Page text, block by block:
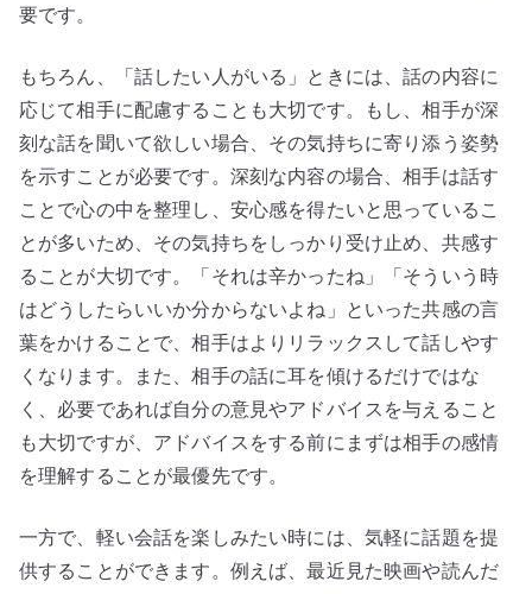
要です。
もちろん、「話したい人がいる」ときには、話の内容に
応じて相手に配慮することも大切です。もし、相手が深
刻な話を聞いて欲しい場合、その気持ちに寄り添う姿勢
を示すことが必要です。深刻な内容の場合、相手は話す
ことで心の中を整理し、安心感を得たいと思っているこ
とが多いため、その気持ちをしっかり受け止め、共感す
ることが大切です。「それは辛かったね」「そういう時
はどうしたらいいか分からないよね」といった共感の言
葉をかけることで、相手はよりリラックスして話しやす
くなります。また、相手の話に耳を傾けるだけではな
く、必要であれば自分の意見やアドバイスを与えること
も大切ですが、アドバイスをする前にまずは相手の感情
を理解することが最優先です。
一方で、軽い会話を楽しみたい時には、気軽に話題を提
供することができます。例えば、最近見た映画や読んだ